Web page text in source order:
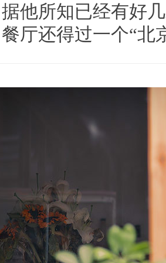
他所知已经有好
厅还得过一个“北